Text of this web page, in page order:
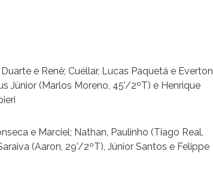
e Renê; Cuéllar, Lucas Paquetá e Everton
Júnior (Marlos Moreno, 45’/2ºT) e Henrique
e Marciel; Nathan, Paulinho (Tiago Real,
(Aaron, 29’/2ºT), Júnior Santos e Felippe